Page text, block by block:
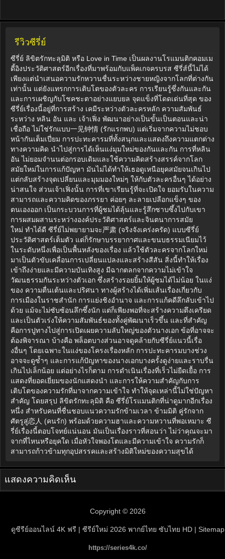
รีวิวซีรี่ย์
ซีรี่ย์ ลิขิตรักทะลุมิติ หรือ Love in Time เป็นผลงานโรแมนติกคอมเม
ดี้อิงประวัติศาสตร์อีกเรื่องที่มาพร้อมกับแพ็คเกจครบรส ซีรี่ส์นี้ไม่ได้
เพียงแต่นำเสนอความรักหวานชื่นระหว่างชายหญิงจากโลกที่ต่างกัน
เท่านั้น แต่ยังแทรกการเติบโตของตัวละคร การเรียนรู้ซึ่งกันและกัน
และการเผชิญกับโชคชะตาอย่างแยบยล จุดแข็งที่โดดเด่นที่สุด ของ
ซีรี่ย์เรื่องนี้อยู่ที่การสร้าง เคมีระหว่างตัวละครหลัก ความสัมพันธ์
ระหว่าง หลิน อัน และ เจ้าเฟิ่ง พัฒนาอย่างเป็นขั้นเป็นตอนและน่า
เชื่อถือ ไม่ใช่รักแบบ一见钟情 (รักแรกพบ) แต่เริ่มจากความไม่ชอบ
หน้ากันเต็มเปี่ยม การปะทะคารมที่ทั้งสนุกและแสดงถึงความแตกต่าง
ทางความคิด นำไปสู่การได้เห็นแง่มุมใหม่ของกันและกัน การที่หลิน
อัน ไม่ยอมจำนนต่อกรอบเดิมและใช้ความคิดสร้างสรรค์จากโลก
สมัยใหม่ในการแก้ปัญหา มันไม่ได้ทำให้เธอดูเหนือยุคสมัยจนเกินไป
แต่กลับสร้างจุดเปลี่ยนและมุมมองใหม่ๆ ให้กับตัวละครอื่นๆ ได้อย่าง
น่าสนใจ ส่วนเจ้าเฟิ่งนั้น การที่เขาเรียนรู้ที่จะเปิดใจ ยอมรับในความ
สามารถและความคิดของภรรยา ค่อยๆ ละลายเปลือกแข็งๆ ของ
ตนเองออก เป็นกระบวนการที่ผู้ชมได้ลุ้นและรู้สึกซาบซึ้งไปกับเขา
การผสมผสานระหว่างองค์ประวัติศาสตร์และจินตนาการสมัย
ใหม่ ทำได้ดี ซีรี่ย์ไม่พยายามจะ严肃 (จริงจังเคร่งครัด) แบบซีรี่ย์
ประวัติศาสตร์เต็มตัว แต่ก็รักษาบรรยากาศและขนบธรรมเนียมไว้
ในระดับหนึ่งเพื่อเป็นพื้นหลังของเรื่อง แล้วใช้ตัวละครจากโลกใหม่
มาเป็นตัวขับเคลื่อนการเปลี่ยนแปลงและสร้างสีสัน สิ่งนี้ทำให้เรื่อง
เข้าถึงง่ายและมีความบันเทิงสูง มีฉากตลกจากความไม่เข้าใจ
วัฒนธรรมกันระหว่างตัวเอก ซึ่งสร้างรอยยิ้มให้ผู้ชมได้ไม่น้อย ในแง่
ของ ความตื่นเต้นและปริศนา ทางผู้สร้างได้เพิ่มเส้นเรื่องเกี่ยวกับ
การเมืองในราชสำนัก การแย่งชิงอำนาจ และการแก้คดีลึกลับเข้าไป
ด้วย แม้จะไม่ซับซ้อนลึกซึ้งนัก แต่ก็เพียงพอที่จะสร้างความตึงเครียด
และเป็นตัวเร่งให้ความสัมพันธ์ของทั้งคู่พัฒนาเร็วขึ้น และที่สำคัญ
คือการปูทางไปสู่การเปิดเผยความลับใหญ่ของตัวนางเอก ข้อที่อาจจะ
ต้องพิจารณา บ้างคือ พล็อตบางส่วนอาจดูคล้ายกับซีรี่ย์แนวนี้เรื่อ
งอื่นๆ โดยเฉพาะในแง่ของโครงเรื่องหลัก การปะทะคารมบางช่วง
อาจจะดูซ้ำๆ และการแก้ปัญหาของนางเอกบางครั้งดูง่ายและราบรื่น
เกินไปเล็กน้อย แต่อย่างไรก็ตาม การดำเนินเรื่องที่เร็วไม่ยืดเยื้อ การ
แสดงที่ยอดเยี่ยมของนักแสดงนำ และการให้ความสำคัญกับการ
เติบโตของความรักที่มาจากความเข้าใจ ทำให้จุดเหล่านี้ไม่ใช่ปัญหา
สำคัญ โดยสรุป ลิขิตรักทะลุมิติ คือ ซีรี่ย์โรแมนติกที่น่าดูมากอีกเรื่อง
หนึ่ง สำหรับคนที่ชื่นชอบแนวความรักข้ามเวลา ข้ามมิติ คู่รักจาก
ศัตรูสู่恋人 (คนรัก) พร้อมด้วยความฮาและความหวานที่พอเหมาะ ซี
รี่ย์เรื่องนี้ตอบโจทย์แน่นอน มันเป็นเรื่องราวที่สอนว่า ไม่ว่าคุณจะมา
จากที่ไหนหรือยุคใด เมื่อหัวใจพองโตและมีความเข้าใจ ความรักก็
สามารถก้าวข้ามทุกอุปสรรคและสร้างมิติใหม่ของความสุขได้
แสดงความคิดเห็น
Copyright © 2026
ดูซีรีย์ออนไลน์ 4K ฟรี | ซีรีย์ใหม่ 2026 พากย์ไทย ซับไทย HD | Sitemap
https://series4k.co/